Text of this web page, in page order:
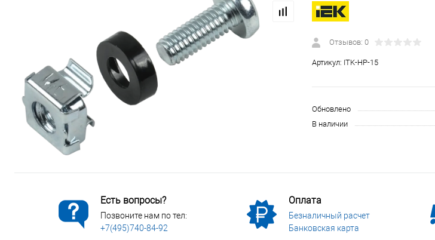
Спецодежда и СИЗ Строительные, монтажные
Электромонтажные изделия Отзывов: 0
Артикул: ITK-HP-15
Обновлено
В наличии
Есть вопросы?
Позвоните нам по тел:
+7(495)740-84-92
Оплата
Безналичный расчет
Банковская карта